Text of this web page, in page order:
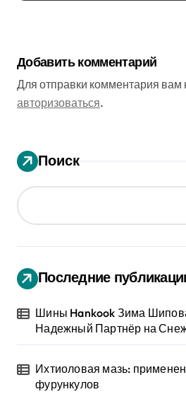
Добавить комментарий
Для отправки комментария вам
авторизоваться.
Поиск
Последние
Шины Hankook Зима
Надежный Партнёр на
Ихтиоловая мазь:
фурункулов